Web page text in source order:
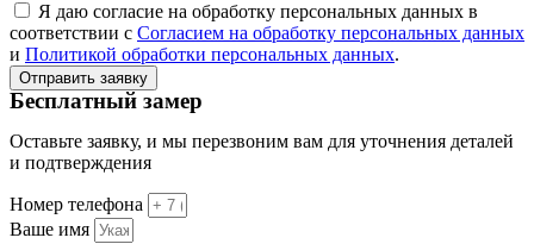
Я даю согласие на обработку персональных данных в
соответствии с Согласием на обработку персональных данных
и Политикой обработки персональных данных.
Отправить заявку
Бесплатный замер
Оставьте заявку, и мы перезвоним вам для уточнения деталей
и подтверждения
Номер телефона
Ваше имя